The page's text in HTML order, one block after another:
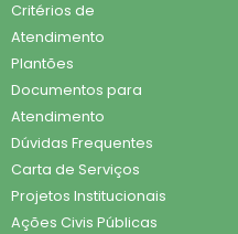
Critérios de
Atendimento
Plantões
Documentos para
Atendimento
Dúvidas Frequentes
Carta de Serviços
Projetos Institucionais
Ações Civis Públicas